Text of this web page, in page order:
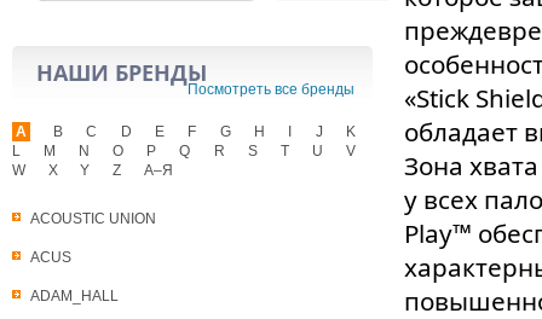
НАШИ БРЕНДЫ
Посмотреть все бренды
A
ACOUSTIC UNION
ACUS
ADAM_HALL
B C D E F G H J
K
L
M N O P Q R S T U
V
W
X Y Z А–Я
«Stick
обладает
Зона
у всех
Play™